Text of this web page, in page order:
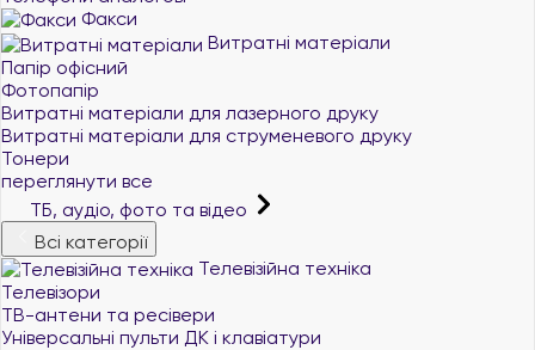
Факси
Витратні матеріали
Папір офісний
Фотопапір
Витратні матеріали для лазерного друку
Витратні матеріали для струменевого друку
Тонери
переглянути все
ТБ, аудіо, фото та відео
Всі категорії
Телевізійна техніка
Телевізори
ТВ-антени та ресівери
Універсальні пульти ДК і клавіатури